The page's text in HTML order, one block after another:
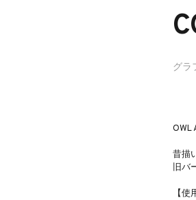
グラ
OWL
昔描
旧バ
【